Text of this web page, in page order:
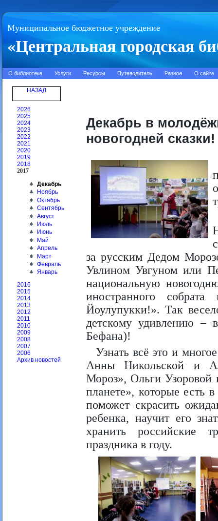
Муниципальное бюджетное учреждение
«Центральная городская
О библиотеке Услуги Ресурсы Путеводитель Разное О сайте
НАЗАД
2026
2025
2024
2023
2022
2021
2020
2019
2018
2017
Декабрь
Ноябрь
Октябрь
Сентябрь
Август
Июль
Июнь
Май
Апрель
Март
Февраль
Январь
2016
2015
2014
2013
2012
2011
2010
2009
2008
2007
2006
Архив новостей
Декабрь в
новогодней сказки!
за русским Дедом
Увлином Увгуном или
национальную
иностранного
Йоулупукки!». Так
детскому удивлению –
Бефана)!
Узнать всё это и
Анны Никольской и
Мороз», Ольги Узоровой
планете», которые есть
поможет скрасить
ребенка, научит его
хранить российские
праздника в году.